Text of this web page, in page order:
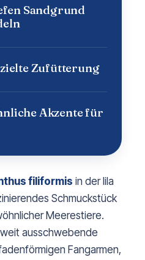
Sandgrund
Zufütterung
Akzente für
filiformis in der lila
Schmuckstück
Meerestiere.
ausschwebende
Fangarmen,